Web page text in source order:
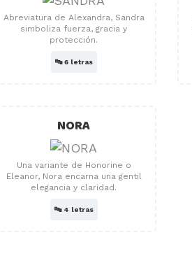
Abreviatura de Alexandra, Sandra
simboliza fuerza, gracia y
protección.
🔤6 letras
NORA
Una variante de Honorine o
Eleanor, Nora encarna una gentil
elegancia y claridad.
🔤 4 letras